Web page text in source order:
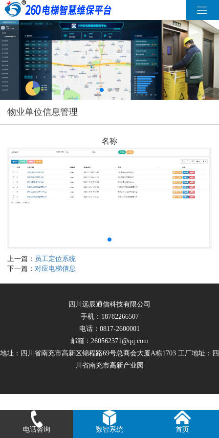
物业单位信息管理
名称
上一篇： 员工定位系统
下一篇： 对应电梯信息
四川远辰通信科技有限公司
手机：18782266507
电话：0817-2600001
邮箱：260562371@qq.com
地址：四川省南充市高新区锦程路69号总商会大厦A栋1703 工厂地址：四
川省南充市高新产业园
电话咨询 数智系统 首页